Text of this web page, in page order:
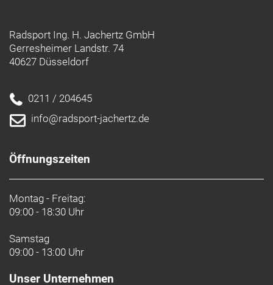
Rahmenmaterial: Carbon
Anzahl Gänge: 1
Schalthebel: Shimano XT Di2 M8250, 12fach
Hinterradbremse: Shimano XT M8220 hydraulische
Shimano RT86, 6-Loch-Scheibenaufnahme,
203 mm // Shimano RT86, 6-Loch-
Max. Bremsscheibendu
4-Kolben-Scheibenbremse // Shimano XT M8220
Radsport Ing. H. Jachertz GmbH
Gerresheimer Landstr. 74
40627 Düsseldorf
0211 / 204645
info@radsport-jachertz.de
Öffnungszeiten
Montag - Freitag:
09:00 - 18:30 Uhr
Samstag
09:00 - 13:00 Uhr
Unser Unternehmen